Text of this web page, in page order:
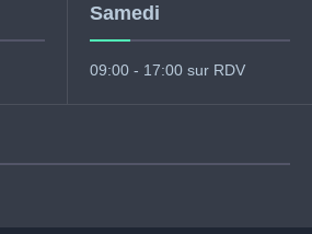
Samedi
09:00 - 17:00 sur RDV